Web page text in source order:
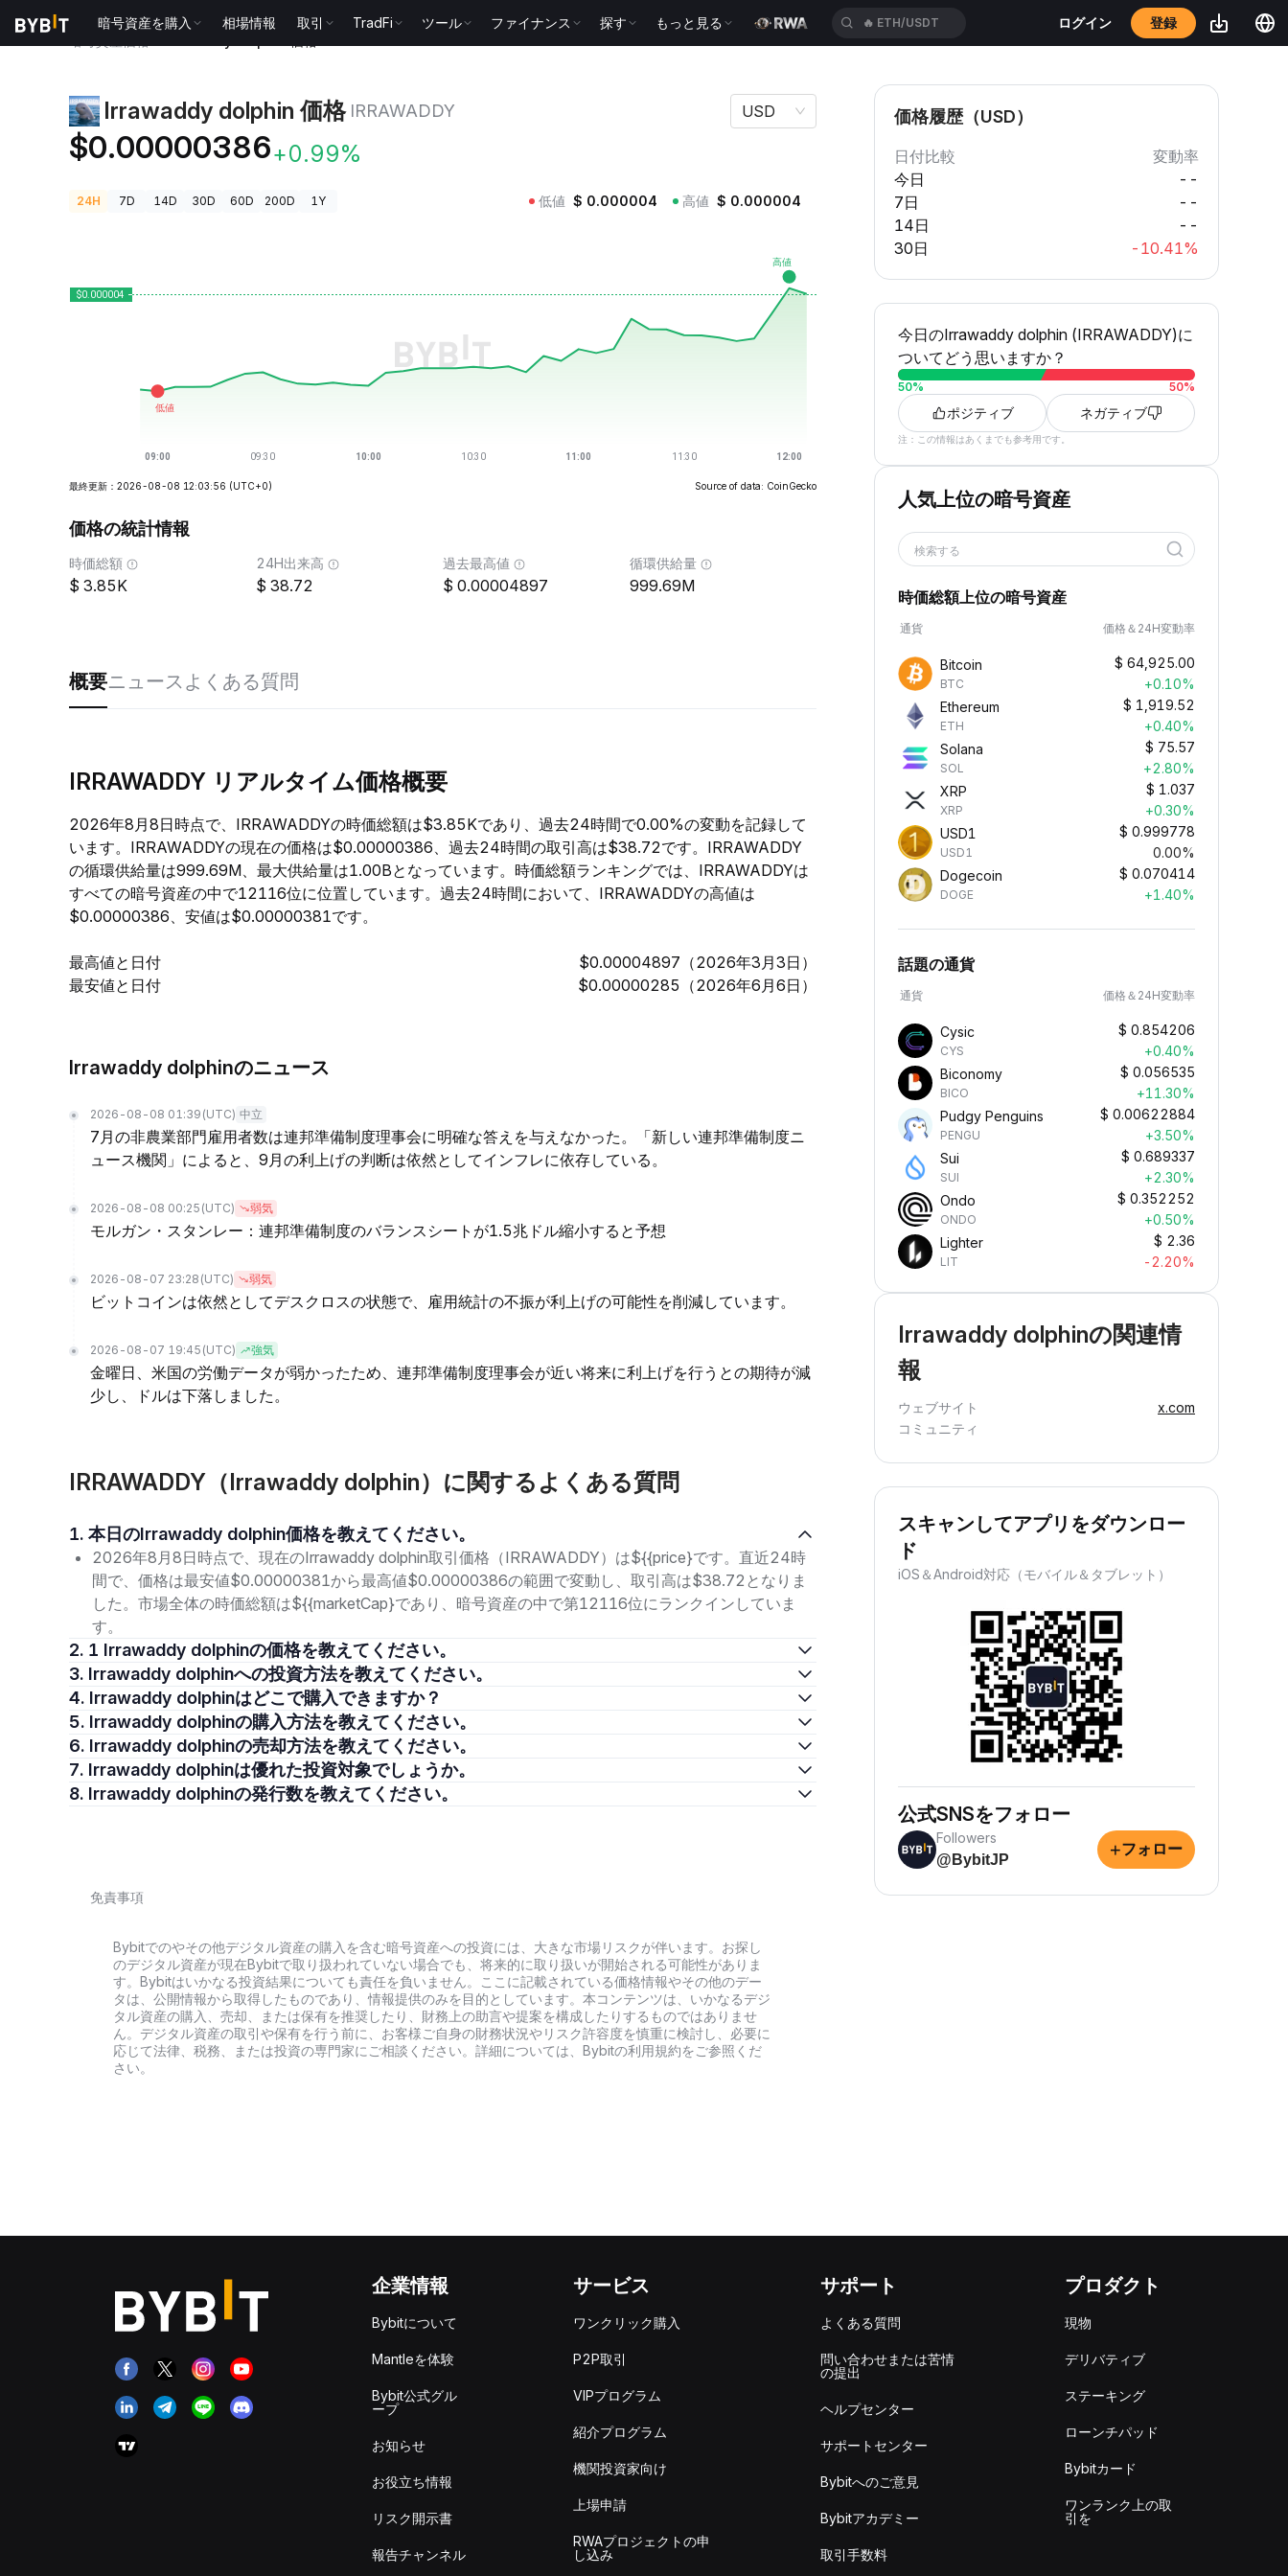
暗号資産を購入 相場情報 取引 TradFi ツール ファイナンス 探す もっと見る 🔥 ETH/USDT ログイン 登録
Irrawaddy dolphin 価格 IRRAWADDY
$0.00000386+0.99%
USD
24H 7D 14D 30D 60D 200D 1Y 低値 $ 0.000004 高値 $ 0.000004
最終更新：2026-08-08 12:03:56 (UTC+0) Source of data: CoinGecko
価格の統計情報
時価総額
3.85K
24H出来高
38.72
過去最高値
0.00004897
循環供給量
999.69M
概要ニュースよくある質問
IRRAWADDY リアルタイム価格概要
2026年8月8日時点で、IRRAWADDYの時価総額は$3.85Kであり、過去24時間で0.00%の変動を記録して
います。IRRAWADDYの現在の価格は$0.00000386、過去24時間の取引高は$38.72です。IRRAWADDY
の循環供給量は999.69M、最大供給量は1.00Bとなっています。時価総額ランキングでは、IRRAWADDYは
すべての暗号資産の中で12116位に位置しています。過去24時間において、IRRAWADDYの高値は
$0.00000386、安値は$0.00000381です。
最高値と日付
$0.00004897（2026年3月3日）
最安値と日付
$0.00000285（2026年6月6日）
Irrawaddy dolphinのニュース
2026-08-08 01:39 (UTC) 中立
7月の非農業部門雇用者数は連邦準備制度理事会に明確な答えを与えなかった。「新しい連邦準備制度ニ
ュース機関」によると、9月の利上げの判断は依然としてインフレに依存している。
2026-08-08 00:25 (UTC) 弱気
モルガン・スタンレー：連邦準備制度のバランスシートが1.5兆ドル縮小すると予想
2026-08-07 23:28 (UTC) 弱気
ビットコインは依然としてデスクロスの状態で、雇用統計の不振が利上げの可能性を削減しています。
2026-08-07 19:45 (UTC) 強気
金曜日、米国の労働データが弱かったため、連邦準備制度理事会が近い将来に利上げを行うとの期待が減
少し、ドルは下落しました。
IRRAWADDY（Irrawaddy dolphin）に関するよくある質問
1. 本日のIrrawaddy dolphin価格を教えてください。
2026年8月8日時点で、現在のIrrawaddy dolphin取引価格（IRRAWADDY）は${{price}です。直近24時
間で、価格は最安値$0.00000381から最高値$0.00000386の範囲で変動し、取引高は$38.72となりま
した。市場全体の時価総額は${{marketCap}であり、暗号資産の中で第12116位にランクインしていま
す。
2. 1 Irrawaddy dolphinの価格を教えてください。
3. Irrawaddy dolphinへの投資方法を教えてください。
4. Irrawaddy dolphinはどこで購入できますか？
5. Irrawaddy dolphinの購入方法を教えてください。
6. Irrawaddy dolphinの売却方法を教えてください。
7. Irrawaddy dolphinは優れた投資対象でしょうか。
8. Irrawaddy dolphinの発行数を教えてください。
免責事項
Bybitでのやその他デジタル資産の購入を含む暗号資産への投資には、大きな市場リスクが伴います。お探し
のデジタル資産が現在Bybitで取り扱われていない場合でも、将来的に取り扱いが開始される可能性がありま
す。Bybitはいかなる投資結果についても責任を負いません。ここに記載されている価格情報やその他のデー
タは、公開情報から取得したものであり、情報提供のみを目的としています。本コンテンツは、いかなるデジ
タル資産の購入、売却、または保有を推奨したり、財務上の助言や提案を構成したりするものではありませ
ん。デジタル資産の取引や保有を行う前に、お客様ご自身の財務状況やリスク許容度を慎重に検討し、必要に
応じて法律、税務、または投資の専門家にご相談ください。詳細については、Bybitの利用規約をご参照くだ
さい。
価格履歴（USD）
日付比較
変動率
今日
--
7日
--
14日
--
30日
-10.41%
今日のIrrawaddy dolphin (IRRAWADDY)に
ついてどう思いますか？
50% 50%
ポジティブ ネガティブ
注：この情報はあくまでも参考用です。
人気上位の暗号資産
検索する
時価総額上位の暗号資産
通貨 価格＆24H変動率
Bitcoin
BTC
$ 64,925.00
+0.10%
Ethereum
ETH
$ 1,919.52
+0.40%
Solana
SOL
$ 75.57
+2.80%
XRP
XRP
$ 1.037
+0.30%
USD1
USD1
$ 0.999778
0.00%
Dogecoin
DOGE
$ 0.070414
+1.40%
話題の通貨
通貨 価格＆24H変動率
Cysic
CYS
$ 0.854206
+0.40%
Biconomy
BICO
$ 0.056535
+11.30%
Pudgy Penguins
PENGU
$ 0.00622884
+3.50%
Sui
SUI
$ 0.689337
+2.30%
Ondo
ONDO
$ 0.352252
+0.50%
Lighter
LIT
$ 2.36
-2.20%
Irrawaddy dolphinの関連情
報
ウェブサイト
x.com
コミュニティ
スキャンしてアプリをダウンロー
ド
iOS＆Android対応（モバイル＆タブレット）
公式SNSをフォロー
Followers
@BybitJP
+フォロー
企業情報
Bybitについて
Mantleを体験
Bybit公式グル
ープ
お知らせ
お役立ち情報
リスク開示書
報告チャンネル
サービス
ワンクリック購入
P2P取引
VIPプログラム
紹介プログラム
機関投資家向け
上場申請
RWAプロジェクトの申
し込み
サポート
よくある質問
問い合わせまたは苦情
の提出
ヘルプセンター
サポートセンター
Bybitへのご意見
Bybitアカデミー
取引手数料
プロダクト
現物
デリバティブ
ステーキング
ローンチパッド
Bybitカード
ワンランク上の取
引を